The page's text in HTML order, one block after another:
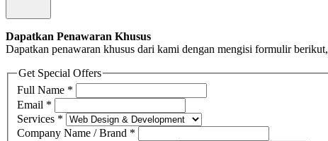
Dapatkan Penawaran Khusus
Dapatkan penawaran khusus dari kami dengan mengisi formulir
Get Special Offers
Full Name *
Email *
Services *
Company Name / Brand *